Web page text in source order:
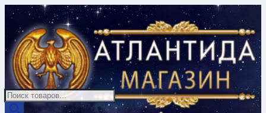
Перейти
навигации
Перейти
содержимому
Поиск
товаров